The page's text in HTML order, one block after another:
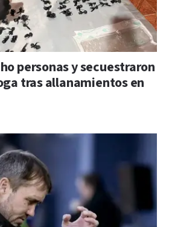
personas y secuestraron
tras allanamientos en